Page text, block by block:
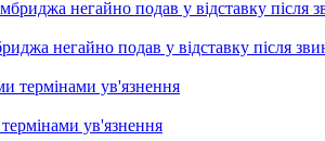
негайно подав у відставку після
ув'язнення